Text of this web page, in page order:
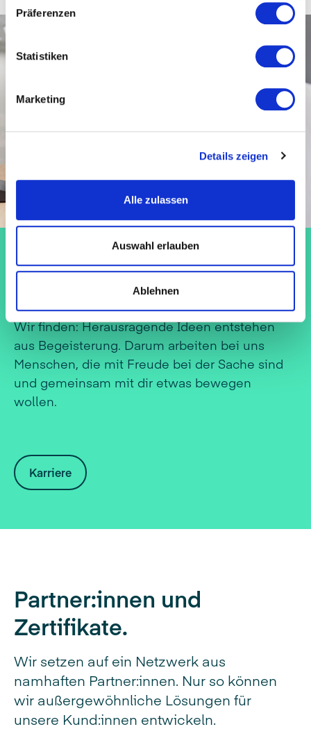
Präferenzen
Statistiken
Marketing
Details zeigen
Alle zulassen
Auswahl erlauben
Ablehnen
Werde Teil eines starken
Wir finden: Herausragende Ideen entstehen
aus Begeisterung. Darum arbeiten bei uns
Menschen, die mit Freude bei der Sache sind
und gemeinsam mit dir etwas bewegen
wollen.
Karriere
Partner:innen und
Zertifikate.
Wir setzen auf ein Netzwerk aus
namhaften Partner:innen. Nur so können
wir außergewöhnliche Lösungen für
unsere Kund:innen entwickeln.